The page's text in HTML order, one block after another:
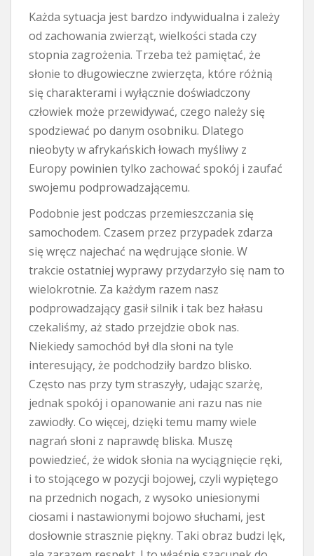
Każda sytuacja jest bardzo indywidualna i zależy
od zachowania zwierząt, wielkości stada czy
stopnia zagrożenia. Trzeba też pamiętać, że
słonie to długowieczne zwierzęta, które różnią
się charakterami i wyłącznie doświadczony
człowiek może przewidywać, czego należy się
spodziewać po danym osobniku. Dlatego
nieobyty w afrykańskich łowach myśliwy z
Europy powinien tylko zachować spokój i zaufać
swojemu podprowadzającemu.
Podobnie jest podczas przemieszczania się
samochodem. Czasem przez przypadek zdarza
się wręcz najechać na wędrujące słonie. W
trakcie ostatniej wyprawy przydarzyło się nam to
wielokrotnie. Za każdym razem nasz
podprowadzający gasił silnik i tak bez hałasu
czekaliśmy, aż stado przejdzie obok nas.
Niekiedy samochód był dla słoni na tyle
interesujący, że podchodziły bardzo blisko.
Często nas przy tym straszyły, udając szarżę,
jednak spokój i opanowanie ani razu nas nie
zawiodły. Co więcej, dzięki temu mamy wiele
nagrań słoni z naprawdę bliska. Muszę
powiedzieć, że widok słonia na wyciągnięcie ręki,
i to stojącego w pozycji bojowej, czyli wypiętego
na przednich nogach, z wysoko uniesionymi
ciosami i nastawionymi bojowo słuchami, jest
dosłownie strasznie piękny. Taki obraz budzi lęk,